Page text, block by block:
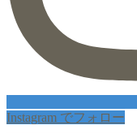
Instagram でフォロー